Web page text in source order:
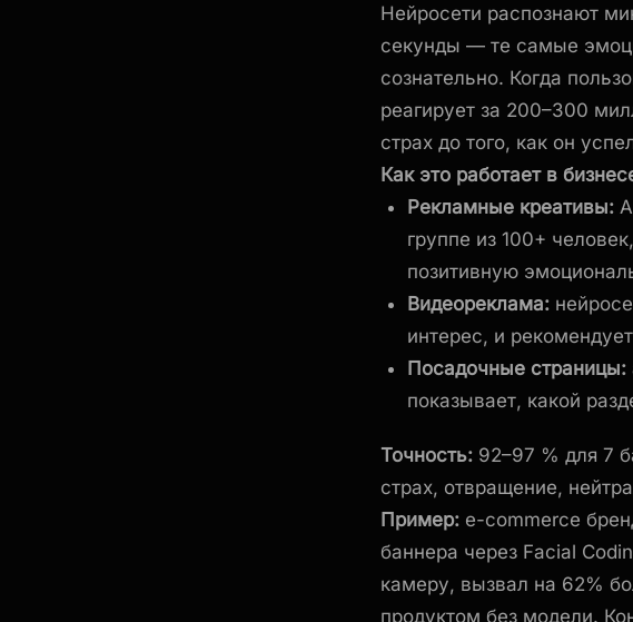
Нейросети распознают
секунды — те самые
сознательно. Когда
реагирует за 200–300
страх до того, как он
Как это работает в
Рекламные креативы:
группе из 100+
позитивную
Видеореклама:
интерес, и
Посадочные страницы:
показывает, какой
Точность: 92–97 % для 7
страх, отвращение,
Пример: e-commerce
баннера через Facial
камеру, вызвал на 62%
продуктом без модели.